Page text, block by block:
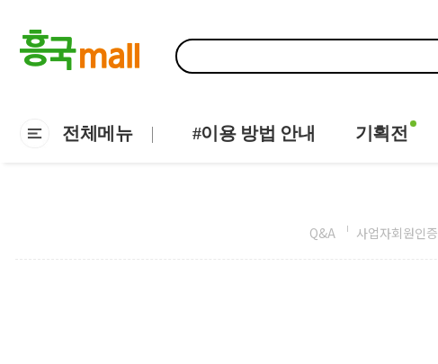
전체메뉴 #이용 방법 안내 기획전
Q&A 사업자회원인증